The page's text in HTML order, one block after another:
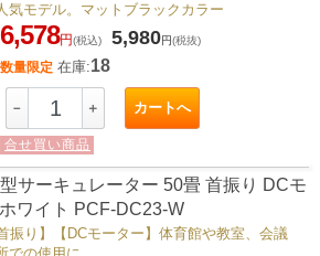
気モデル。マットブラックカラー
6,578円(税込) 5,980円(税抜)
数量限定 在庫:18
－ ＋ カートへ
合せ買い商品
サーキュレーター 50畳 首振り DCモ
ワイト PCF-DC23-W
振り】【DCモーター】体育館や教室、会議